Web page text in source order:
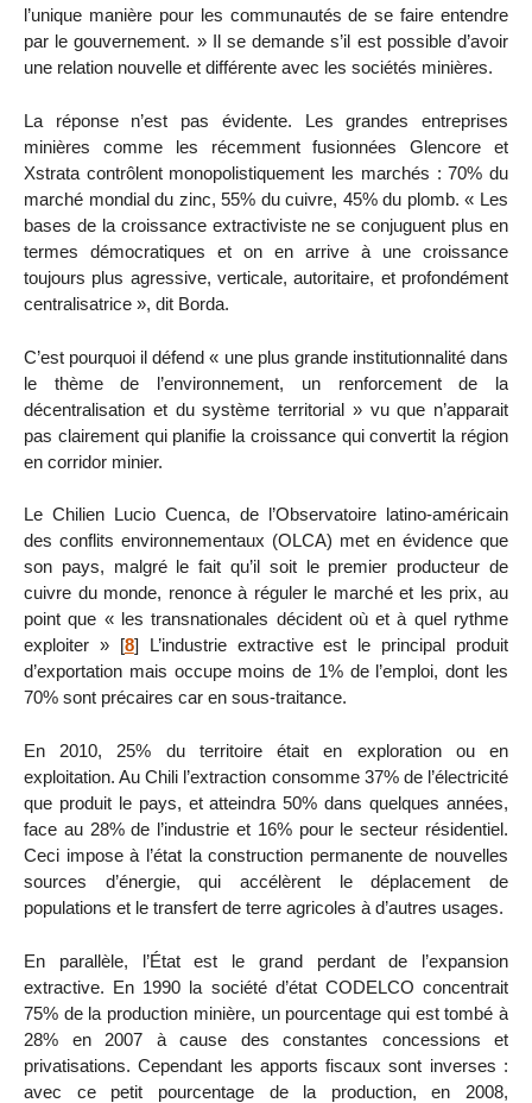
l’unique manière pour les communautés de se faire entendre
par le gouvernement. » Il se demande s’il est possible d’avoir
une relation nouvelle et différente avec les sociétés minières.
La réponse n’est pas évidente. Les grandes entreprises
minières comme les récemment fusionnées Glencore et
Xstrata contrôlent monopolistiquement les marchés : 70% du
marché mondial du zinc, 55% du cuivre, 45% du plomb. « Les
bases de la croissance extractiviste ne se conjuguent plus en
termes démocratiques et on en arrive à une croissance
toujours plus agressive, verticale, autoritaire, et profondément
centralisatrice », dit Borda.
C’est pourquoi il défend « une plus grande institutionnalité dans
le thème de l’environnement, un renforcement de la
décentralisation et du système territorial » vu que n’apparait
pas clairement qui planifie la croissance qui convertit la région
en corridor minier.
Le Chilien Lucio Cuenca, de l’Observatoire latino-américain
des conflits environnementaux (OLCA) met en évidence que
son pays, malgré le fait qu’il soit le premier producteur de
cuivre du monde, renonce à réguler le marché et les prix, au
point que « les transnationales décident où et à quel rythme
exploiter »[8] L’industrie extractive est le principal produit
d’exportation mais occupe moins de 1% de l’emploi, dont les
70% sont précaires car en sous-traitance.
En 2010, 25% du territoire était en exploration ou en
exploitation. Au Chili l’extraction consomme 37% de l’électricité
que produit le pays, et atteindra 50% dans quelques années,
face au 28% de l’industrie et 16% pour le secteur résidentiel.
Ceci impose à l’état la construction permanente de nouvelles
sources d’énergie, qui accélèrent le déplacement de
populations et le transfert de terre agricoles à d’autres usages.
En parallèle, l’État est le grand perdant de l’expansion
extractive. En 1990 la société d’état CODELCO concentrait
75% de la production minière, un pourcentage qui est tombé à
28% en 2007 à cause des constantes concessions et
privatisations. Cependant les apports fiscaux sont inverses :
avec ce petit pourcentage de la production, en 2008,